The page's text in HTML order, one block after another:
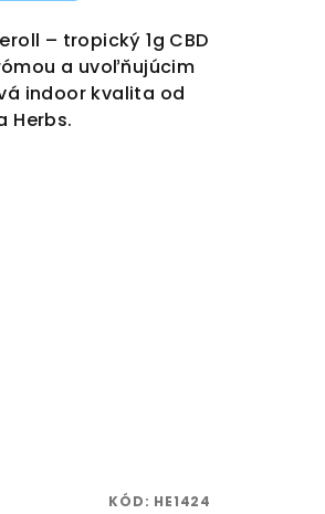
– tropický 1g CBD
a uvoľňujúcim
indoor kvalita od
Herbs.
KÓD: HE1424